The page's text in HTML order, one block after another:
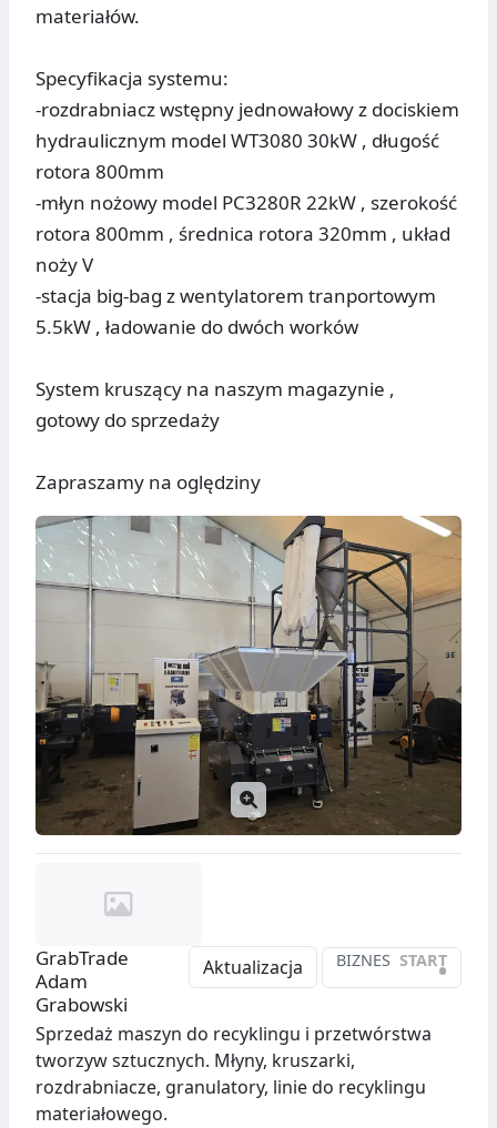
materiałów.
Specyfikacja systemu:
-rozdrabniacz wstępny jednowałowy z dociskiem
hydraulicznym model WT3080 30kW , długość
rotora 800mm
-młyn nożowy model PC3280R 22kW , szerokość
rotora 800mm , średnica rotora 320mm , układ
noży V
-stacja big-bag z wentylatorem tranportowym
5.5kW , ładowanie do dwóch worków
System kruszący na naszym magazynie ,
gotowy do sprzedaży
Zapraszamy na oględziny
Aktualizacja BIZNES START
•
GrabTrade
Adam
Grabowski
Sprzedaż maszyn do recyklingu i przetwórstwa
tworzyw sztucznych. Młyny, kruszarki,
rozdrabniacze, granulatory, linie do recyklingu
materiałowego.